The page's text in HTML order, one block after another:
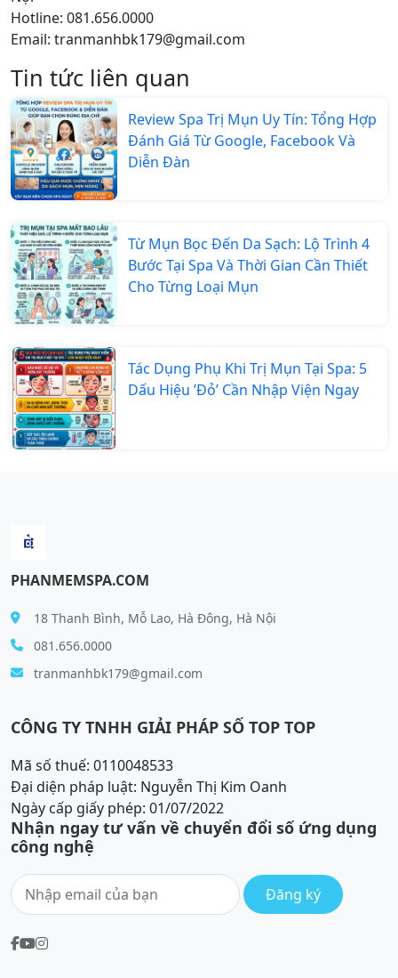
Hotline: 081.656.0000
Email: tranmanhbk179@gmail.com
Tin tức liên quan
Review Spa Trị Mụn Uy Tín: Tổng Hợp
Đánh Giá Từ Google, Facebook Và
Diễn Đàn
Từ Mụn Bọc Đến Da Sạch: Lộ Trình 4
Bước Tại Spa Và Thời Gian Cần Thiết
Cho Từng Loại Mụn
Tác Dụng Phụ Khi Trị Mụn Tại Spa: 5
Dấu Hiệu ’Đỏ’ Cần Nhập Viện Ngay
PHANMEMSPA.COM
18 Thanh Bình, Mỗ Lao, Hà Đông, Hà Nội
081.656.0000
tranmanhbk179@gmail.com
CÔNG TY TNHH GIẢI PHÁP SỐ TOP TOP
Mã số thuế: 0110048533
Đại diện pháp luật: Nguyễn Thị Kim Oanh
Ngày cấp giấy phép: 01/07/2022
Nhận ngay tư vấn về chuyển đổi số ứng dụng
công nghệ
Đăng ký